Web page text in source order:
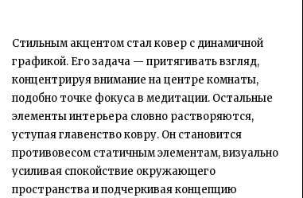
Стильным акцентом стал ковер с динамичной
графикой. Его задача — притягивать взгляд,
концентрируя внимание на центре комнаты,
подобно точке фокуса в медитации. Остальные
элементы интерьера словно растворяются,
уступая главенство ковру. Он становится
противовесом статичным элементам, визуально
усиливая спокойствие окружающего
пространства и подчеркивая концепцию